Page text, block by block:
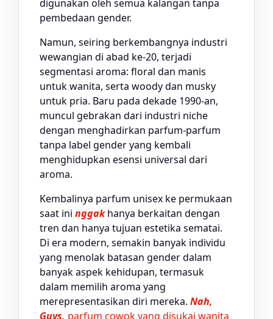
digunakan oleh semua kalangan tanpa
pembedaan gender.
Namun, seiring berkembangnya industri
wewangian di abad ke-20, terjadi
segmentasi aroma: floral dan manis
untuk wanita, serta woody dan musky
untuk pria. Baru pada dekade 1990-an,
muncul gebrakan dari industri niche
dengan menghadirkan parfum-parfum
tanpa label gender yang kembali
menghidupkan esensi universal dari
aroma.
Kembalinya parfum unisex ke permukaan
saat ini nggakhanya berkaitan dengan
tren dan hanya tujuan estetika sematai.
Di era modern, semakin banyak individu
yang menolak batasan gender dalam
banyak aspek kehidupan, termasuk
dalam memilih aroma yang
merepresentasikan diri mereka. Nah,
Guys, parfum cowok yang disukai wanita